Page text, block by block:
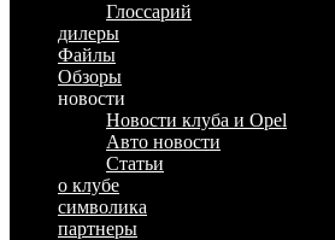
Глоссарий
дилеры
Файлы
Обзоры
новости
Новости клуба и Opel
Авто новости
Статьи
о клубе
символика
партнеры